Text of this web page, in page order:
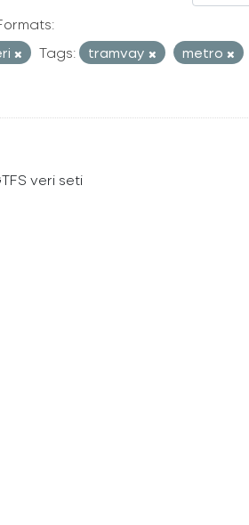
Tags: tramvay metro
veri seti